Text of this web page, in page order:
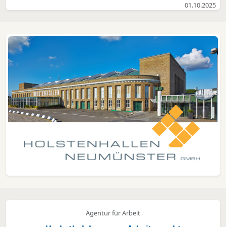
Niedersachsen, Schleswig-Holstein und Mecklenburg-
Mobilitätsangebote für Betriebe und Schule...
01.10.2025
Agentur für Arbeit